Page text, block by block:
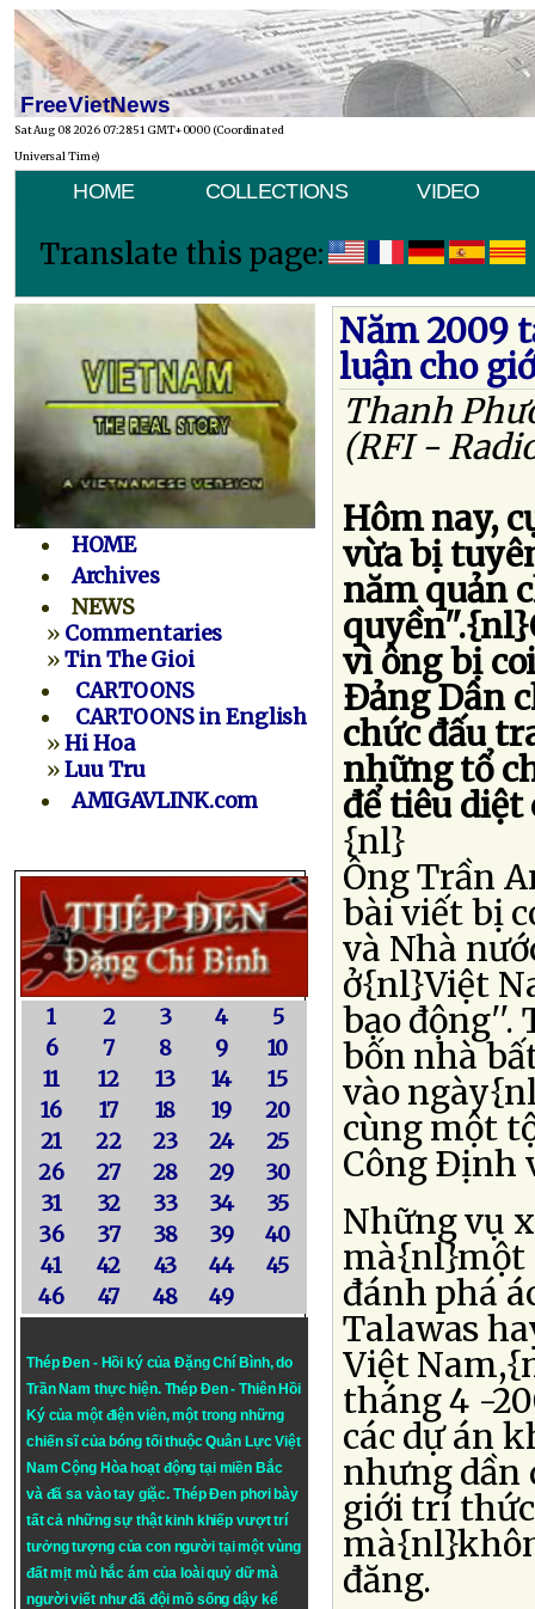
FreeVietNews
Sat Aug 08 2026 07:28:51 GMT+0000 (Coordinated
Universal Time)
HOME COLLECTIONS VIDEO
Translate this page:
HOME
Archives
NEWS
» Commentaries
»Tin The Gioi
CARTOONS
CARTOONS in English
»Hi Hoa
»Luu Tru
AMIGAVLINK.com
1 2 3 4
5
6
7 8 9
10
11
12 13 14
15
16
17 18 19
20
21
22 23 24
25
26
27 28 29
30
31
32 33 34
35
36
37 38 39
40
41
42 43 44
45
46
47 48 49
Thép Đen - Hồi ký của Đặng Chí Bình, do
Trần Nam thực hiện. Thép Đen- Thiên Hồi
Ký của một điện viên, một trong những
chiến sĩ của bóng tối thuộc Quân Lực Việt
Nam Cộng Hòa hoạt động tại miền Bắc
và đã sa vào tay giặc. Thép Đen phơi bày
tất cả những sự thật kinh khiếp vượt trí
tưởng tượng của con người tại một vùng
đất mịt mù hắc ám của loài quỷ dữ mà
người viết như đã đội mồ sống dậy kể
Năm 2009
luận cho
Thanh
(RFI -
Hôm nay,
vừa bị
năm quản
vì ông bị
Ðảng Dân
chức đấu
những tổ
để tiêu diệt
{nl}
Ông Trần
bài viết bị
và Nhà
ở{nl}Việt
bạo động''.
bốn nhà
vào
cùng một
Công Ðịnh
Những vụ
mà{nl}một
đánh phá
Talawas
Việt
tháng 4 -
các dự án
nhưng dần
giới trí
đăng.